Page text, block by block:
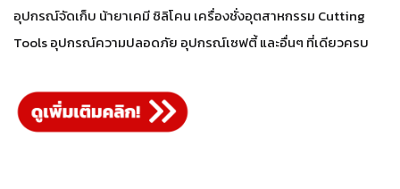
อุปกรณ์จัดเก็บ น้ายาเคมี ซิลิโคน เครื่องชั่งอุตสาหกรรม Cutting
Tools อุปกรณ์ความปลอดภัย อุปกรณ์เซฟตี้ และอื่นๆ ที่เดียวครบ